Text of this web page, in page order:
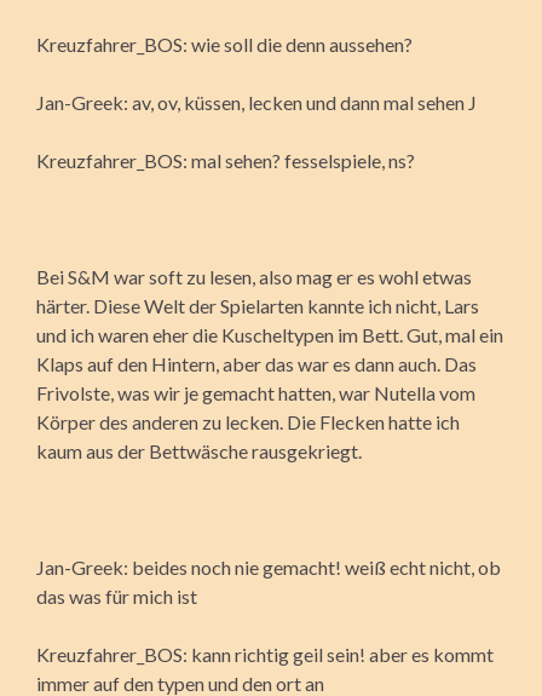
Kreuzfahrer_BOS: wie soll die denn aussehen?
Jan-Greek: av, ov, küssen, lecken und dann mal sehen J
Kreuzfahrer_BOS: mal sehen? fesselspiele, ns?
Bei S&M war soft zu lesen, also mag er es wohl etwas
härter. Diese Welt der Spielarten kannte ich nicht, Lars
und ich waren eher die Kuscheltypen im Bett. Gut, mal ein
Klaps auf den Hintern, aber das war es dann auch. Das
Frivolste, was wir je gemacht hatten, war Nutella vom
Körper des anderen zu lecken. Die Flecken hatte ich
kaum aus der Bettwäsche rausgekriegt.
Jan-Greek: beides noch nie gemacht! weiß echt nicht, ob
das was für mich ist
Kreuzfahrer_BOS: kann richtig geil sein! aber es kommt
immer auf den typen und den ort an